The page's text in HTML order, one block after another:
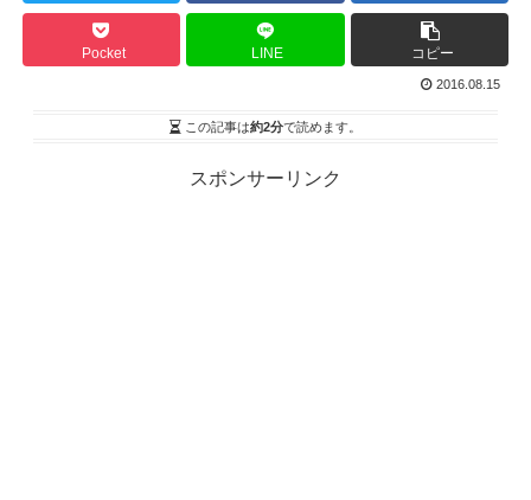
Pocket LINE コピー
2016.08.15
この記事は約2分で読めます。
スポンサーリンク